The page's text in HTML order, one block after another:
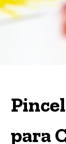
para